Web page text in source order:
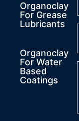
Organoclay
For Grease
Lubricants
Organoclay
For Water
Based
Coatings